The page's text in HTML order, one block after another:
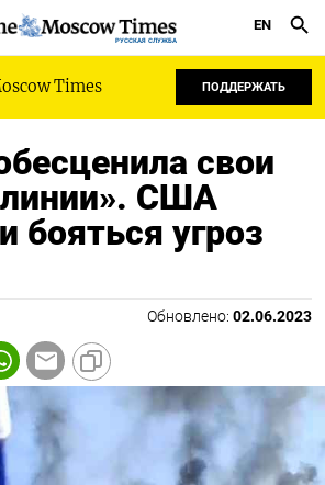
РУССКАЯ СЛУЖБА
EN
Times ПОДДЕРЖАТЬ
свои
США
бояться угроз
Обновлено: 02.06.2023